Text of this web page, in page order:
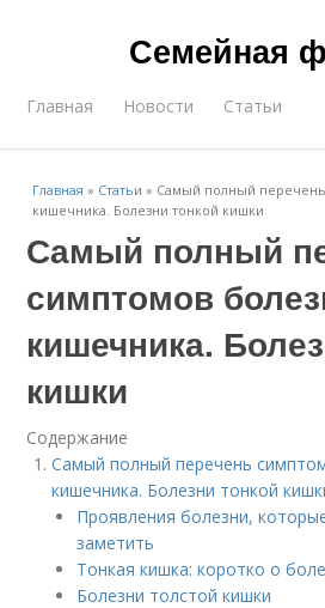
Семейная
Главная Новости Статьи
Главная » Статьи » Самый полный
кишечника. Болезни тонкой кишки
Самый полный
симптомов
кишечника.
кишки
Содержание
Самый полный перечень
кишечника. Болезни тонкой
Проявления болезни,
заметить
Тонкая кишка: коротко о
Болезни толстой кишки